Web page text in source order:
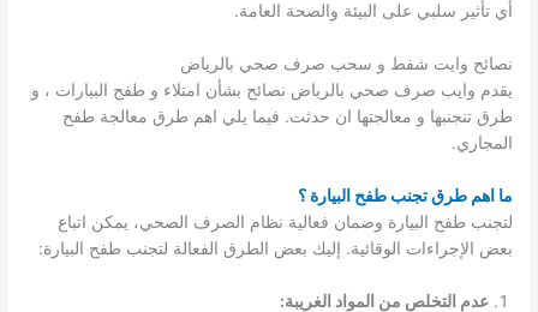
أي تأثير سلبي على البيئة والصحة العامة.
نصائح وايت شفط و سحب صرف صحي بالرياض
يقدم وايب صرف صحي بالرياض نصائح بشأن امتلاء و طفح البيارات ، و
طرق تنجنبها و معالجتها ان حدثت. فيما يلي اهم طرق معالجة طفح
المجاري.
ما اهم طرق تجنب طفح البيارة ؟
لتجنب طفح البيارة وضمان فعالية نظام الصرف الصحي، يمكن اتباع
بعض الإجراءات الوقائية. إليك بعض الطرق الفعالة لتجنب طفح البيارة:
عدم التخلص من المواد الغريبة: